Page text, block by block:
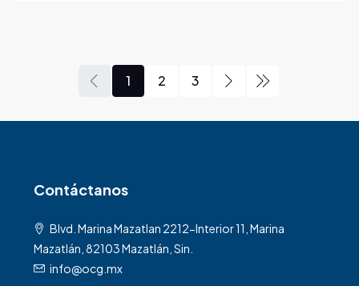
1 2 3
Contáctanos
Blvd. Marina Mazatlan 2212-Interior 11, Marina
Mazatlán, 82103 Mazatlán, Sin.
info@ocg.mx